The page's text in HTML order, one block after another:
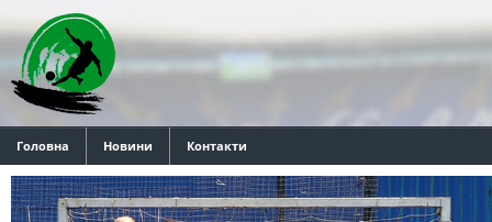
Головна Новини Контакти